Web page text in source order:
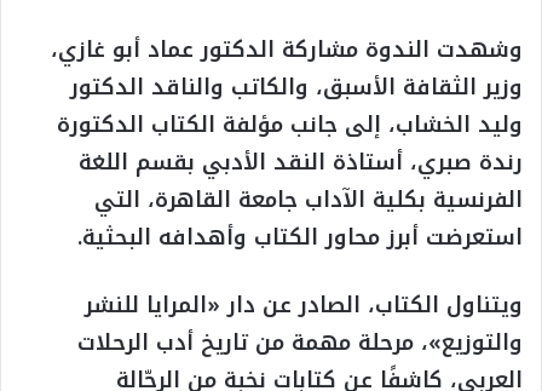
وشهدت الندوة مشاركة الدكتور عماد أبو غازي،
وزير الثقافة الأسبق، والكاتب والناقد الدكتور
وليد الخشاب، إلى جانب مؤلفة الكتاب الدكتورة
رندة صبري، أستاذة النقد الأدبي بقسم اللغة
الفرنسية بكلية الآداب جامعة القاهرة، التي
استعرضت أبرز محاور الكتاب وأهدافه البحثية.
ويتناول الكتاب، الصادر عن دار «المرايا للنشر
والتوزيع»، مرحلة مهمة من تاريخ أدب الرحلات
العربي، كاشفًا عن كتابات نخبة من الرحّالة